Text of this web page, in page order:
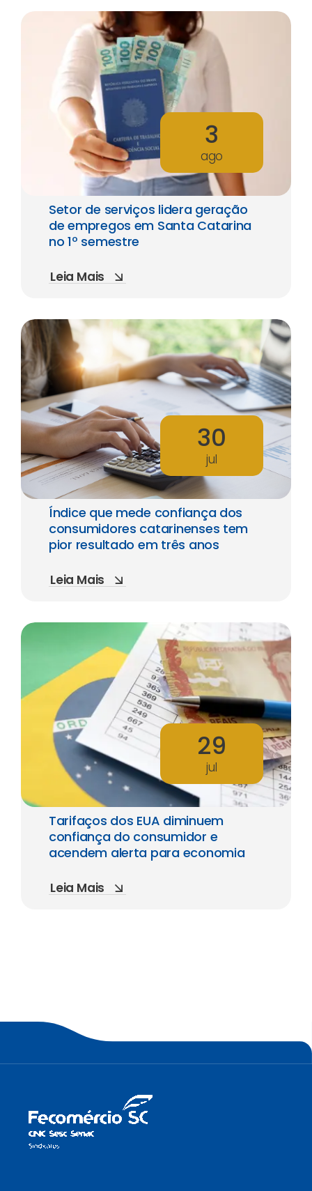
3
ago
Setor de serviços lidera geração
de empregos em Santa Catarina
no 1º semestre
Leia Mais
30
jul
Índice que mede confiança dos
consumidores catarinenses tem
pior resultado em três anos
Leia Mais
29
jul
Tarifaços dos EUA diminuem
confiança do consumidor e
acendem alerta para economia
Leia Mais